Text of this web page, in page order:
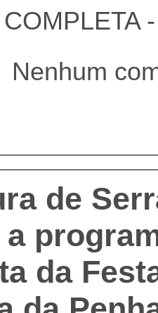
Nenhum
de
da